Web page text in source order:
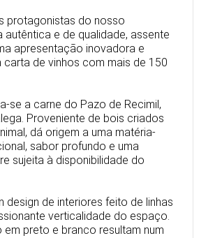
protagonistas do nosso
e de qualidade, assente
apresentação inovadora e
de vinhos com mais de 150
se a carne do Pazo de Recimil,
Proveniente de bois criados
dá origem a uma matéria-
sabor profundo e uma
sujeita à disponibilidade do
de interiores feito de linhas
verticalidade do espaço.
preto e branco resultam num